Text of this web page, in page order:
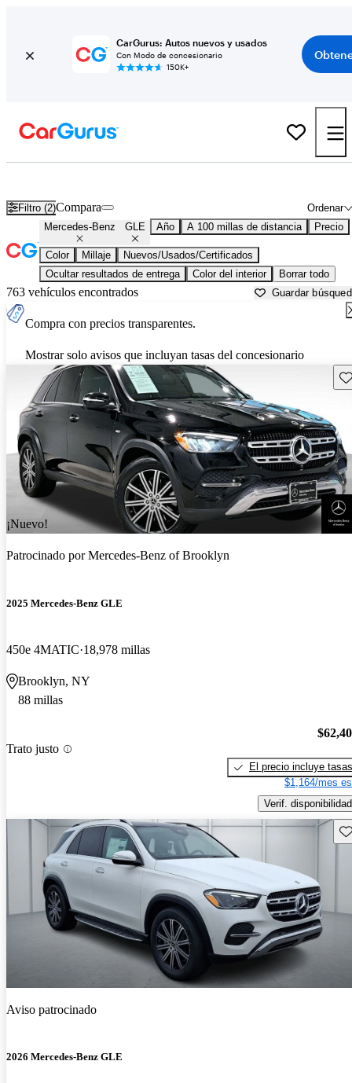
CarGurus: Autos nuevos y usados
Con Modo de concesionario
150K+
Filtro (2) Ordenar
Compara
Mercedes-Benz GLE Año A 100 millas de distancia Precio
Color Millaje
Nuevos/Usados/Certificados
Ocultar resultados de entrega
Color del interior Borrar todo
763 vehículos encontrados Guardar
Compra con precios transparentes.
Mostrar solo avisos que incluyan tasas del concesionario
¡Nuevo!
Patrocinado porMercedes-Benz of Brooklyn
2025 Mercedes-Benz GLE
450e 4MATIC 18,978 millas
Brooklyn, NY
88 millas
Trato justo
El precio incluye tasas
$1,164/mes
Verif. disponibilidad
Aviso patrocinado
2026 Mercedes-Benz GLE